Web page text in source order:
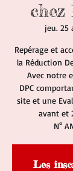
chez
jeu. 25
Repérage et
la Réduction
Avec notre
DPC
site et une
avant et
N°
Les